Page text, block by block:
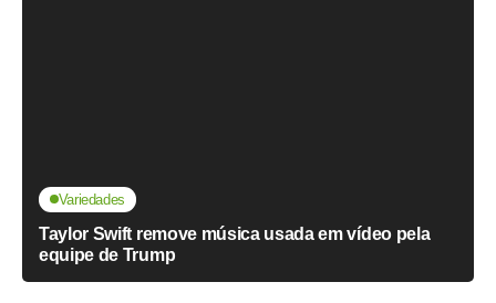
Variedades
Taylor Swift remove música usada em vídeo pela
equipe de Trump